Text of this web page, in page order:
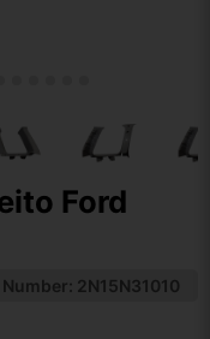
Ford
Number: 2N15N31010